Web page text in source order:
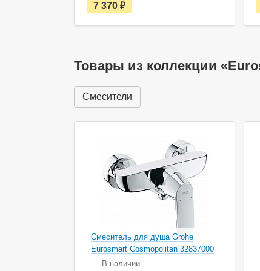
е
с
а
л
ч
и
и
7 370
Товары из коллекции
Смесители
Смеситель для душа Grohe
Eurosmart Cosmopolitan 32837000
В наличии